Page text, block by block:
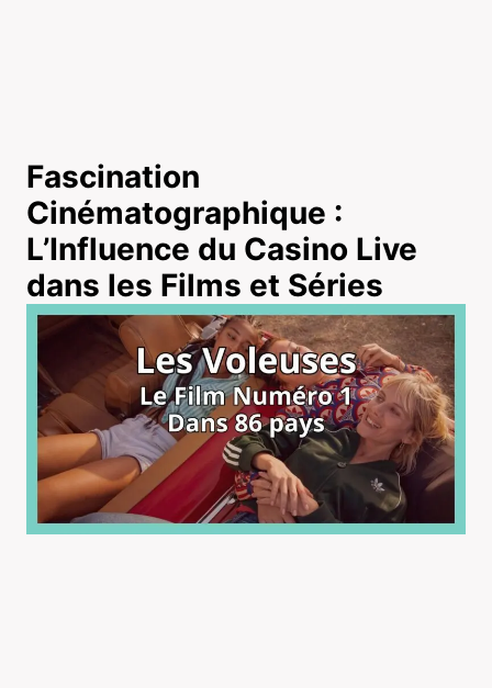
Fascination
Cinématographique :
L’Influence du Casino Live
dans les Films et Séries